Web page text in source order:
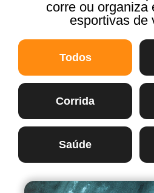
corre ou organiza
esportivas de
Todos
Corrida
Saúde